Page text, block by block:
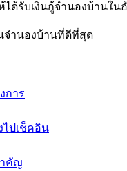
ด้รับเงินกู้จำนองบ้านใน
จำนองบ้านที่ดีที่สุด
การ
ปเช็คอิน
ำคัญ